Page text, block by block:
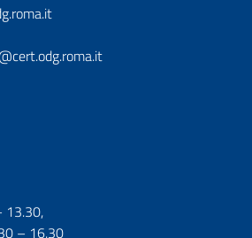
13.30,
– 16.30